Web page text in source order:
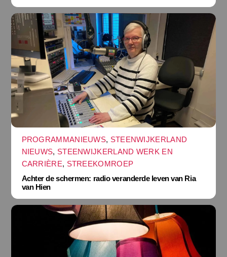
PROGRAMMANIEUWS, STEENWIJKERLAND
NIEUWS, STEENWIJKERLAND WERK EN
CARRIÈRE, STREEKOMROEP
Achter de schermen: radio veranderde leven van Ria
van Hien